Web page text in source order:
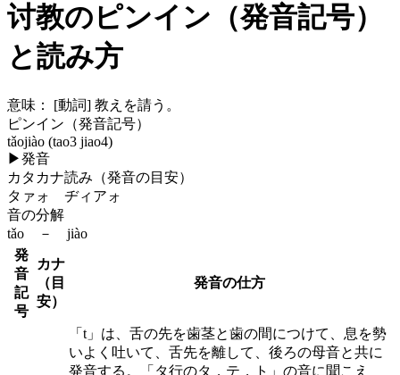
讨教のピンイン（発音記号）
と読み方
意味：
[動詞] 教えを請う。
ピンイン（発音記号）
tǎojiào (tao3 jiao4)
▶発音
カタカナ読み（発音の目安）
タァォ ヂィアォ
音の分解
tǎo － jiào
発
音
記
号
カナ
（目
安）
発音の仕方
「t」は、舌の先を歯茎と歯の間につけて、息を勢
いよく吐いて、舌先を離して、後ろの母音と共に
発音する。「タ行のタ，テ，ト」の音に聞こえ